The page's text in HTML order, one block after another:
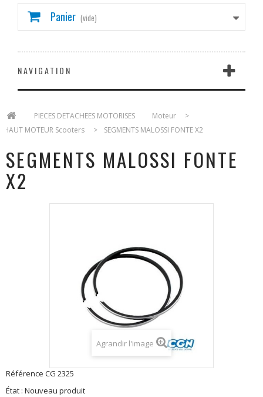
Panier (vide)
NAVIGATION
PIECES DETACHEES MOTORISES Moteur
>
HAUT MOTEUR Scooters
> SEGMENTS MALOSSI FONTE X2
SEGMENTS MALOSSI FONTE
X2
Agrandir l'image
Référence CG 2325
État : Nouveau produit